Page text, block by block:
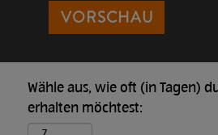
Wähle aus, wie oft (in Tagen)
erhalten möchtest: